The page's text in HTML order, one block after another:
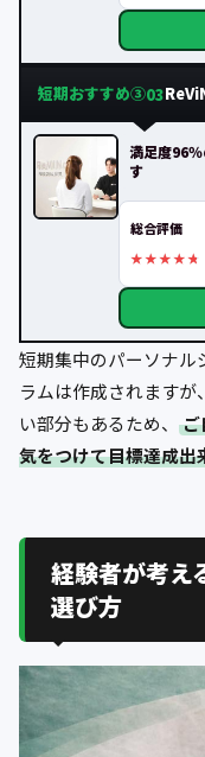
短期おすすめ③03
満足度96
す
総合評価
短期集中のパーソナル
ラムは作成されます
い部分もあるため、
ご
気をつけて目標達成出
経験者が考え
選び方